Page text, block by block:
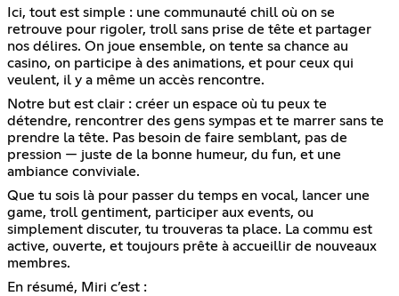
Ici, tout est simple : une communauté chill où on se
retrouve pour rigoler, troll sans prise de tête et partager
nos délires. On joue ensemble, on tente sa chance au
casino, on participe à des animations, et pour ceux qui
veulent, il y a même un accès rencontre.
Notre but est clair : créer un espace où tu peux te
détendre, rencontrer des gens sympas et te marrer sans te
prendre la tête. Pas besoin de faire semblant, pas de
pression — juste de la bonne humeur, du fun, et une
ambiance conviviale.
Que tu sois là pour passer du temps en vocal, lancer une
game, troll gentiment, participer aux events, ou
simplement discuter, tu trouveras ta place. La commu est
active, ouverte, et toujours prête à accueillir de nouveaux
membres.
En résumé, Miri c’est :